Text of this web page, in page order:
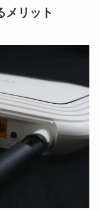
メリット